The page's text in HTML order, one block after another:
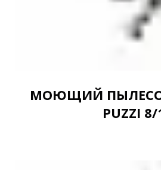
МОЮЩИЙ ПЫЛЕСОС
PUZZI 8/